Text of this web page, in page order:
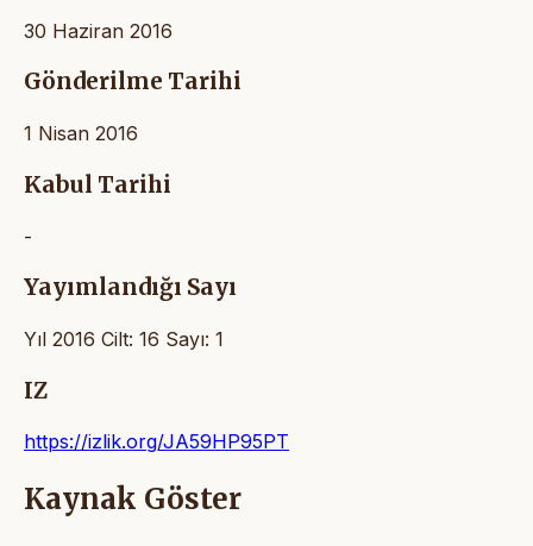
30 Haziran 2016
Gönderilme Tarihi
1 Nisan 2016
Kabul Tarihi
-
Yayımlandığı Sayı
Yıl 2016 Cilt: 16 Sayı: 1
IZ
https://izlik.org/JA59HP95PT
Kaynak Göster